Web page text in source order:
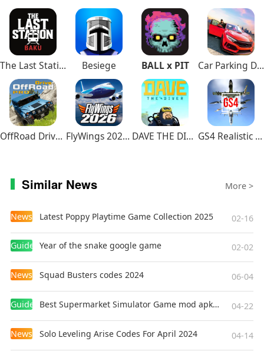
智能来电助手客户端更新日志
1、优化用户体验
2、修复已知的BUG
The Last Station – Baku Besiege BALL x PIT Car Parking Driving School
OffRoad Drive Pro FlyWings 2026 Flight Simulator DAVE THE DIVER GS4 Realistic Air Combat
Similar News More >
News Latest Poppy Playtime Game Collection 2025 02-16
Guides Year of the snake google game 02-02
News Squad Busters codes 2024 06-04
Guides Best Supermarket Simulator Game mod apk for Android 04-22
News Solo Leveling Arise Codes For April 2024 04-14